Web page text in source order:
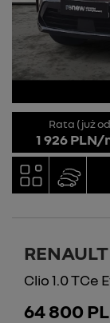
Rata (już
1 926 PLN/
Clio 1.0 TCe
64 800